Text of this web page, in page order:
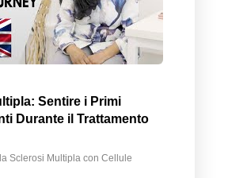
Sentire i Primi
Durante il Trattamento
Sclerosi Multipla con Cellule